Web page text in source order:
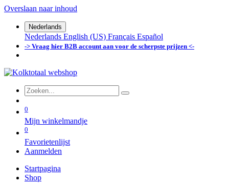
Overslaan naar inhoud
Nederlands
Nederlands English (US) Français Español
-> Vraag hier B2B account aan voor de scherpste prijzen <-
0
Mijn winkelmandje
0
Favorietenlijst
Aanmelden
Startpagina
Shop